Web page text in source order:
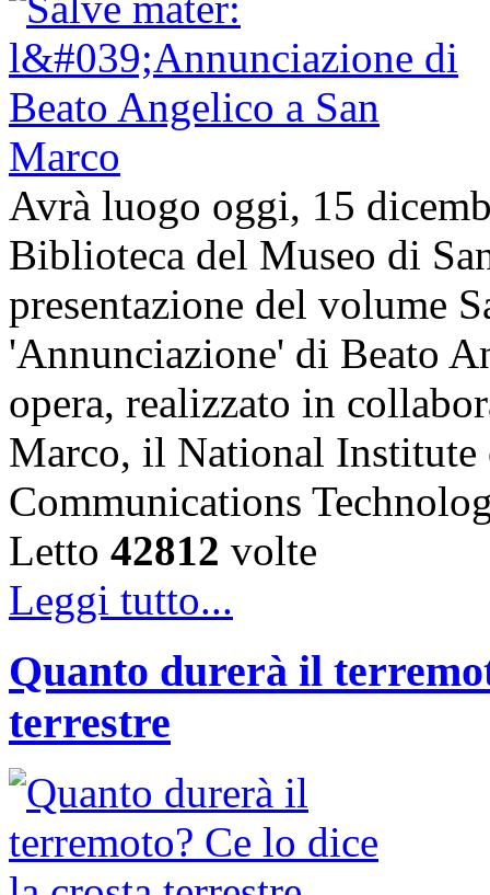
Avrà luogo oggi, 15
Biblioteca del Museo di
presentazione del volume
'Annunciazione' di Beato
opera, realizzato in
Marco, il National
Communications
Letto 42812 volte
Leggi tutto...
Quanto durerà il
terrestre